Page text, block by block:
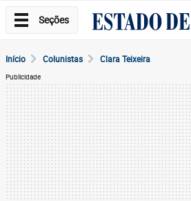
Seções
Início Colunistas Clara Teixeira
Publicidade